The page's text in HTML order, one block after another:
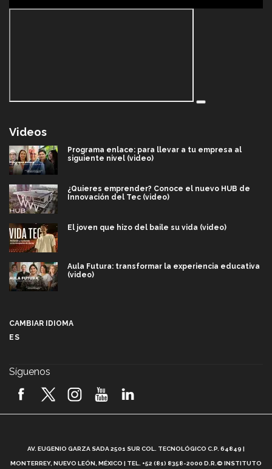
Videos
Programa enlace: para llevar a tu empresa al
siguiente nivel (video)
¿Quieres emprender? Conoce el nuevo HUB de
Innovación del Tec (video)
El joven que hizo del baile su vida (video)
Aula Futura: transformar la experiencia educativa
(video)
2026! (video)
¿Cómo es el Modelo Educativo Tec? (video)
CAMBIAR IDIOMA
ES
Síguenos
AV. EUGENIO GARZA SADA 2501 SUR COL. TECNOLÓGICO C.P. 64849 |
MONTERREY, NUEVO LEÓN, MÉXICO | TEL. +52 (81) 8358-2000 D.R.© INSTITUTO